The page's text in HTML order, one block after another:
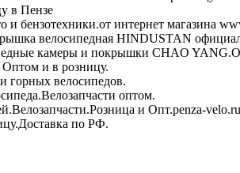
в Пензе
бензотехники.от интернет магазина
велосипедная HINDUSTAN
камеры и покрышки CHAO
и в розницу.
горных велосипедов.
оптом.
и Опт.penza-velo.ru
по РФ.